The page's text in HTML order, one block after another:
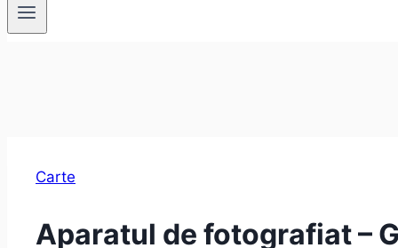
Carte
Aparatul de fotografiat –